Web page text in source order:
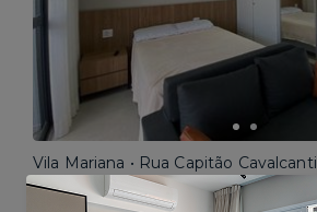
Vila Mariana • Rua Capitão Cavalcanti
Mobiliado • 27m² • Studio